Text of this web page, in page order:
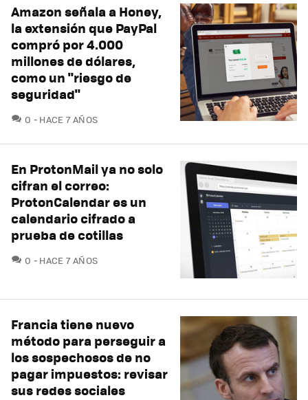
Amazon señala a Honey,
la extensión que PayPal
compró por 4.000
millones de dólares,
como un "riesgo de
seguridad"
0 COMENTARIOS
HACE 7 AÑOS
En ProtonMail ya no solo
cifran el correo:
ProtonCalendar es un
calendario cifrado a
prueba de cotillas
0 COMENTARIOS
HACE 7 AÑOS
Francia tiene nuevo
método para perseguir a
los sospechosos de no
pagar impuestos: revisar
sus redes sociales